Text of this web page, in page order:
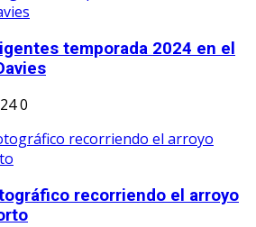
temporada 2024 en el
0
recorriendo el arroyo